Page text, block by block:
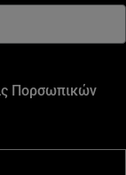
Πορσωπικών